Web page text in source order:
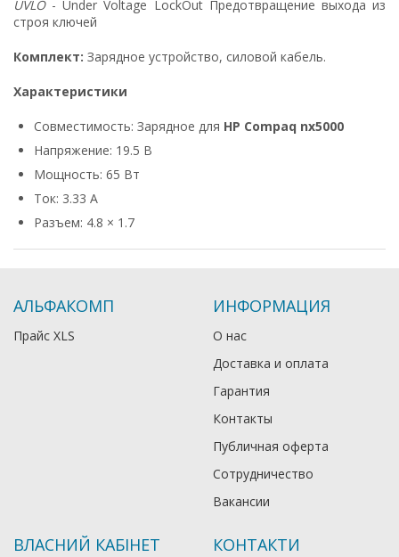
UVLO- Under Voltage LockOut Предотвращение выхода из
строя ключей
Комплект: Зарядное устройство, силовой кабель.
Характеристики
Совместимость: Зарядное для HP Compaq nx5000
Напряжение: 19.5 В
Мощность: 65 Вт
Ток: 3.33 А
Разъем: 4.8 × 1.7
АЛЬФАКОМП
Прайс XLS
ИНФОРМАЦИЯ
О нас
Доставка и оплата
Гарантия
Контакты
Публичная оферта
Сотрудничество
Вакансии
ВЛАСНИЙ КАБІНЕТ КОНТАКТИ